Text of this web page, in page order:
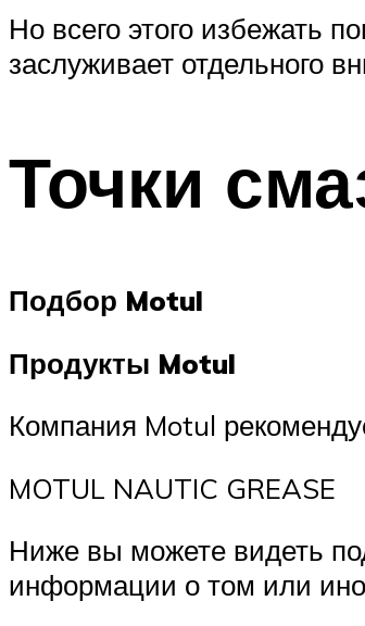
Но всего этого избежать
заслуживает отдельного
Точки
Подбор Motul
Продукты Motul
Компания Motul
MOTUL NAUTIC GREASE
Ниже вы можете видеть
информации о том или